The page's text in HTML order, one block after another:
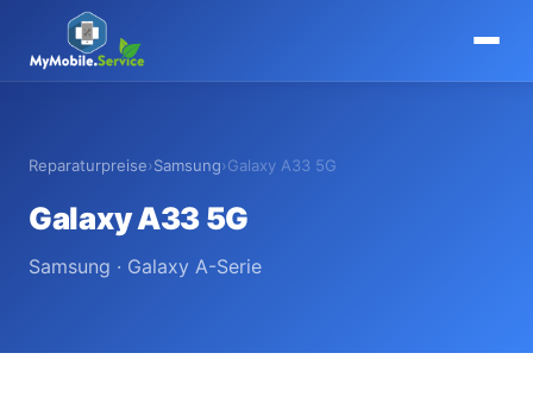
MyMobile.Service
Reparaturpreise›Samsung›Galaxy A33 5G
Galaxy A33 5G
Samsung · Galaxy A-Serie